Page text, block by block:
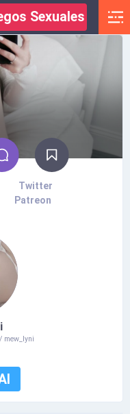
Sexuales
Twitter
Patreon
mew_lyni